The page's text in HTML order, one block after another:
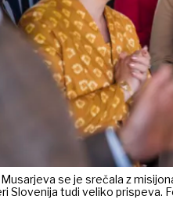
se je srečala z
Slovenija tudi veliko prispeva.